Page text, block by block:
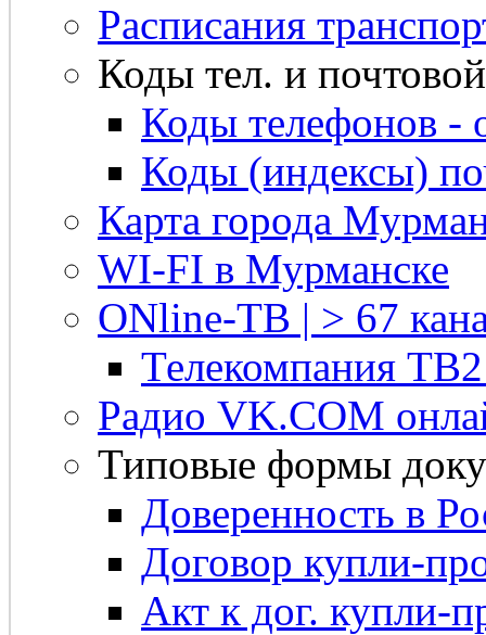
Расписания
Коды тел. и
Коды телефонов -
Коды (индексы)
Карта города
WI-FI в Мурманске
ONline-ТВ | > 67
Телекомпания
Радио VK.COM
Типовые формы
Доверенность в
Договор купли-
Акт к дог. купли-